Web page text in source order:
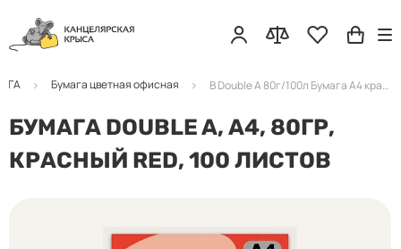
Бумага цветная офисная B Double A 80г/100л Бумага А4 красный Red
БУМАГА DOUBLE A, А4, 80ГР,
КРАСНЫЙ RED, 100 ЛИСТОВ